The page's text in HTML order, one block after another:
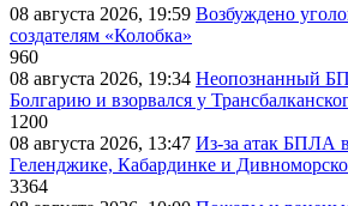
08 августа 2026, 19:59 Возбуждено
создателям «Колобка»
960
08 августа 2026, 19:34 Неопознанный
Болгарию и взорвался у
1200
08 августа 2026, 13:47 Из-за атак БПЛА
Геленджике, Кабардинке и
3364